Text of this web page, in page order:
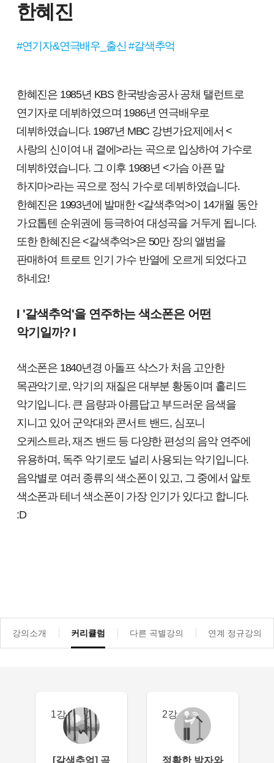
한혜진
#연기자&연극배우_출신 #갈색추억
한혜진은 1985년 KBS 한국방송공사 공채 탤런트로
연기자로 데뷔하였으며 1986년 연극배우로
데뷔하였습니다. 1987년 MBC 강변가요제에서 <
사랑의 신이여 내 곁에>라는 곡으로 입상하여 가수로
데뷔하였습니다. 그 이후 1988년 <가슴 아픈 말
하지마>라는 곡으로 정식 가수로 데뷔하였습니다.
한혜진은 1993년에 발매한 <갈색추억>이 14개월 동안
가요톱텐 순위권에 등극하여 대성곡을 거두게 됩니다.
또한 한혜진은 <갈색추억>은 50만 장의 앨범을
판매하여 트로트 인기 가수 반열에 오르게 되었다고
하네요!
I '갈색추억'을 연주하는 색소폰은 어떤
악기일까? I
색소폰은 1840년경 아돌프 삭스가 처음 고안한
목관악기로, 악기의 재질은 대부분 황동이며 홑리드
악기입니다. 큰 음량과 아름답고 부드러운 음색을
지니고 있어 군악대와 콘서트 밴드, 심포니
오케스트라, 재즈 밴드 등 다양한 편성의 음악 연주에
유용하며, 독주 악기로도 널리 사용되는 악기입니다.
음악별로 여러 종류의 색소폰이 있고, 그 중에서 알토
색소폰과 테너 색소폰이 가장 인기가 있다고 합니다.
:D
강의소개 커리큘럼 다른 곡별강의 연계 정규강의
1강
[갈색추억] 곡
2강
정확한 박자와